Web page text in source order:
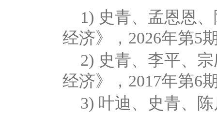
1) 史青、孟恩恩
经济》，2026年第5
2) 史青、李平、
经济》，2017年第6
3) 叶迪、史青、